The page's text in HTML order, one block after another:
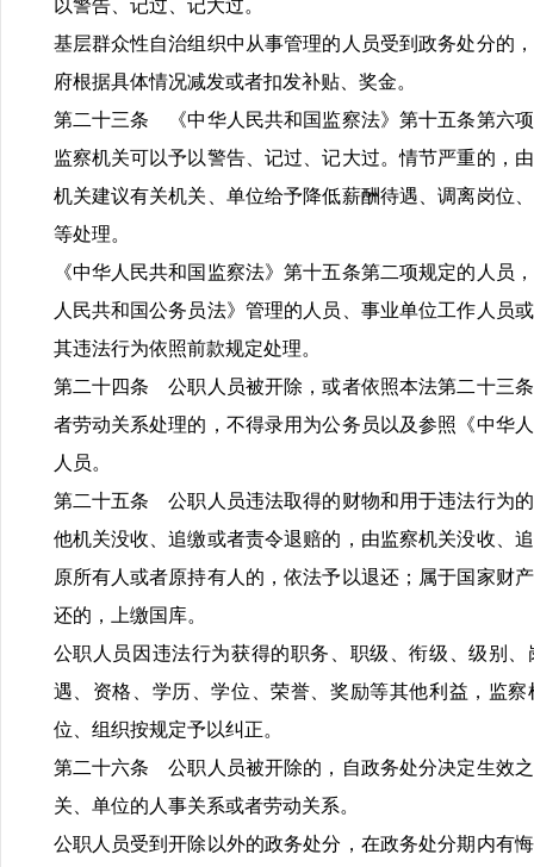
以警告、记过、记大过。
基层群众性自治组织中从事管理的人员受到政务处分的
府根据具体情况减发或者扣发补贴、奖金。
第二十三条 《中华人民共和国监察法》第十五条第六
监察机关可以予以警告、记过、记大过。情节严重的，
机关建议有关机关、单位给予降低薪酬待遇、调离岗位
等处理。
《中华人民共和国监察法》第十五条第二项规定的人员
人民共和国公务员法》管理的人员、事业单位工作人员
其违法行为依照前款规定处理。
第二十四条 公职人员被开除，或者依照本法第二十三
者劳动关系处理的，不得录用为公务员以及参照《中华
人员。
第二十五条 公职人员违法取得的财物和用于违法行为
他机关没收、追缴或者责令退赔的，由监察机关没收、
原所有人或者原持有人的，依法予以退还；属于国家财
还的，上缴国库。
公职人员因违法行为获得的职务、职级、衔级、级别
遇、资格、学历、学位、荣誉、奖励等其他利益，监
位、组织按规定予以纠正。
第二十六条 公职人员被开除的，自政务处分决定生效
关、单位的人事关系或者劳动关系。
公职人员受到开除以外的政务处分，在政务处分期内有